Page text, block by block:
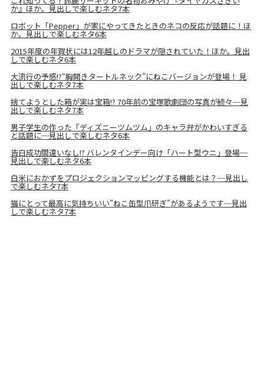
か』ほか。見出しで楽しむネタ7本
ロボット「Pepper」が家にやってきたときのネコの反応が話題に！ほ
か。見出しで楽しむネタ6本
2015年度の年賀状には12年越しのドラマが隠されていた！ほか。見出
しで楽しむネタ6本
大流行の予感!?“胸開きタートルネック”にねこバージョンが登場！ 見
出しで楽しむネタ7本
捨てようとした箱が実は宝箱!? 70年前の宝塚歌劇団の写真が続々─見
出しで楽しむネタ7本
男子学生の作った「ディズニーツムツム」のキャラ弁がかわいすぎる
と話題に─見出しで楽しむネタ6本
告白成功間違いなし!? バレンタインデー向け「ハート型ウニ」登場─
見出しで楽しむネタ6本
白米におかずをプロジェクションマッピングする機能とは？─見出し
で楽しむネタ7本
猫にとって最高に気持ちいい”ねこ缶型爪研ぎ”があるようです─見出
しで楽しむネタ7本